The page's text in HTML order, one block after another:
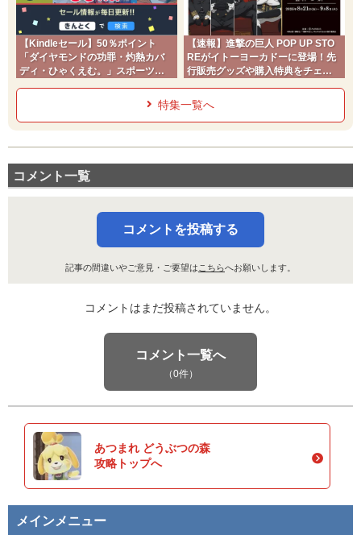
【Kindleセール】50％ポイント
「ダイヤモンドの功罪・灼熱カバ
ディ・ひゃくえむ。」スポーツコ
【速報】進撃の巨人 POP UP STO
REがイトーヨーカドーに登場！先
行販売グッズや購入特典をチェッ
特集一覧へ
コメント一覧
コメントを投稿する
記事の間違いやご意見・ご要望は こちらへお願いします。
コメントはまだ投稿されていません。
コメント一覧へ
（0件）
あつまれ どうぶつの森
攻略トップへ
メインメニュー